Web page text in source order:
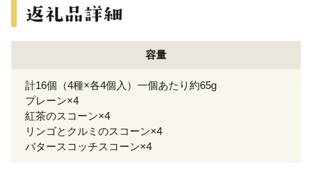
容量
計16個（4種×各4個入）一個あたり約65g
プレーン×4
紅茶のスコーン×4
リンゴとクルミのスコーン×4
バタースコッチスコーン×4